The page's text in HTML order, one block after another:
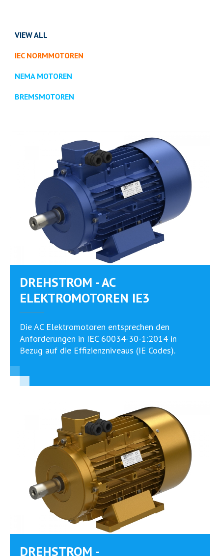
VIEW ALL
IEC NORMMOTOREN
NEMA MOTOREN
BREMSMOTOREN
DREHSTROM - AC
ELEKTROMOTOREN IE3
Die AC Elektromotoren entsprechen den
Anforderungen in IEC 60034-30-1:2014 in
Bezug auf die Effizienzniveaus (IE Codes).
DREHSTROM -